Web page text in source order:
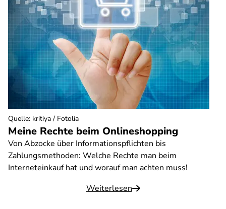
Meine Rechte beim Onlineshopping
Von Abzocke über Informationspflichten bis
Zahlungsmethoden: Welche Rechte man beim
Interneteinkauf hat und worauf man achten muss!
Weiterlesen
Quelle: kritiya / Fotolia